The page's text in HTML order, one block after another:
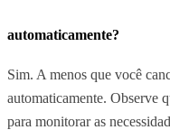
automaticamente?
Sim. A menos que você
automaticamente. Observe
para monitorar as